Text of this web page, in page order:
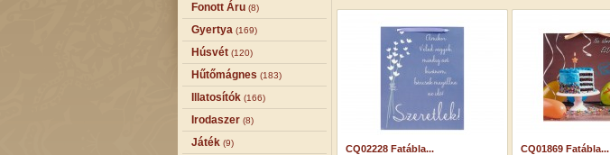
Fonott Áru (8)
Gyertya (169)
Húsvét (120)
Hűtőmágnes (183)
Illatosítók (166)
Irodaszer (8)
Játék (9)
CQ02228 Fatábla... CQ01869 Fatábla...